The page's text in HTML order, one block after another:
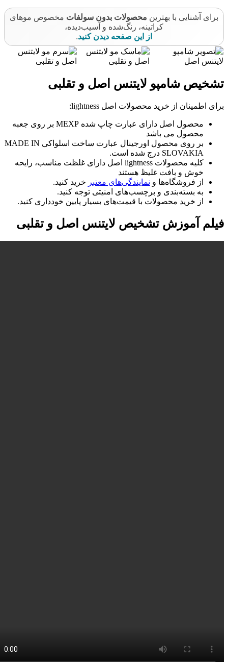
برای آشنایی با بهترین محصولات بدون سولفات مخصوص موهای
کراتینه، رنگ‌شده و آسیب‌دیده،
از این صفحه دیدن کنید.
تشخیص شامپو لایتنس اصل و تقلبی
برای اطمینان از خرید محصولات اصل lightness:
محصول اصل دارای عبارت چاپ شده MEXP بر روی جعبه
محصول می باشد
بر روی محصول اورجینال عبارت ساخت اسلواکی MADE IN
SLOVAKIA درج شده است.
کلیه محصولات lightness اصل دارای غلظت مناسب، رایحه
خوش و بافت غلیظ هستند
از فروشگاه‌ها و نمایندگی‌های معتبر خرید کنید.
به بسته‌بندی و برچسب‌های امنیتی توجه کنید.
از خرید محصولات با قیمت‌های بسیار پایین خودداری کنید.
فیلم آموزش تشخیص لایتنس اصل و تقلبی